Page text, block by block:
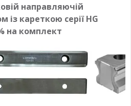
направляючій
із кареткою серії HG
на комплект